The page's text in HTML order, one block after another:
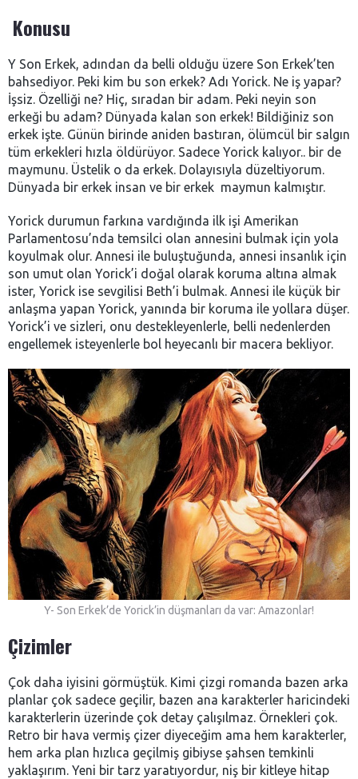
Konusu
Y Son Erkek, adından da belli olduğu üzere Son Erkek’ten
bahsediyor. Peki kim bu son erkek? Adı Yorick. Ne iş yapar?
İşsiz. Özelliği ne? Hiç, sıradan bir adam. Peki neyin son
erkeği bu adam? Dünyada kalan son erkek! Bildiğiniz son
erkek işte. Günün birinde aniden bastıran, ölümcül bir salgın
tüm erkekleri hızla öldürüyor. Sadece Yorick kalıyor.. bir de
maymunu. Üstelik o da erkek. Dolayısıyla düzeltiyorum.
Dünyada bir erkek insan ve bir erkek maymun kalmıştır.
Yorick durumun farkına vardığında ilk işi Amerikan
Parlamentosu’nda temsilci olan annesini bulmak için yola
koyulmak olur. Annesi ile buluştuğunda, annesi insanlık için
son umut olan Yorick’i doğal olarak koruma altına almak
ister, Yorick ise sevgilisi Beth’i bulmak. Annesi ile küçük bir
anlaşma yapan Yorick, yanında bir koruma ile yollara düşer.
Yorick’i ve sizleri, onu destekleyenlerle, belli nedenlerden
engellemek isteyenlerle bol heyecanlı bir macera bekliyor.
Y- Son Erkek’de Yorick’in düşmanları da var: Amazonlar!
Çizimler
Çok daha iyisini görmüştük. Kimi çizgi romanda bazen arka
planlar çok sadece geçilir, bazen ana karakterler haricindeki
karakterlerin üzerinde çok detay çalışılmaz. Örnekleri çok.
Retro bir hava vermiş çizer diyeceğim ama hem karakterler,
hem arka plan hızlıca geçilmiş gibiyse şahsen temkinli
yaklaşırım. Yeni bir tarz yaratıyordur, niş bir kitleye hitap